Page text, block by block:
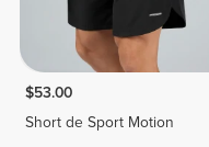
$53.00
Short de Sport Motion